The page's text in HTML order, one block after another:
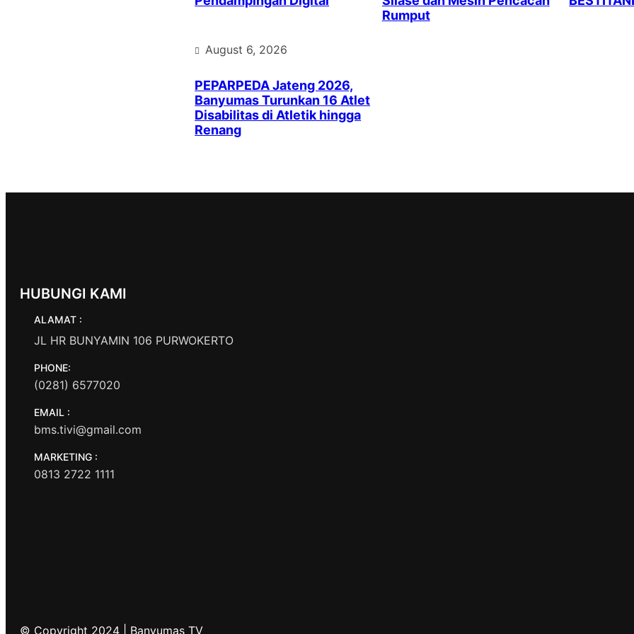
Rumput
August 6, 2026
PEPARPEDA Jateng 2026,
Banyumas Turunkan 16 Atlet
Disabilitas di Atletik hingga
Renang
HUBUNGI KAMI
ALAMAT :
JL HR BUNYAMIN 106 PURWOKERTO
PHONE:
(0281) 6577020
EMAIL :
bms.tivi@gmail.com
MARKETING :
0813 2722 1111
© Copyright 2024 | Banyumas TV